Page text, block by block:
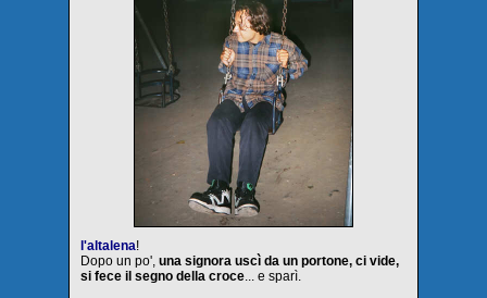
l'altalena!
Dopo un po', una signora uscì da un portone, ci vide,
si fece il segno della croce... e sparì.